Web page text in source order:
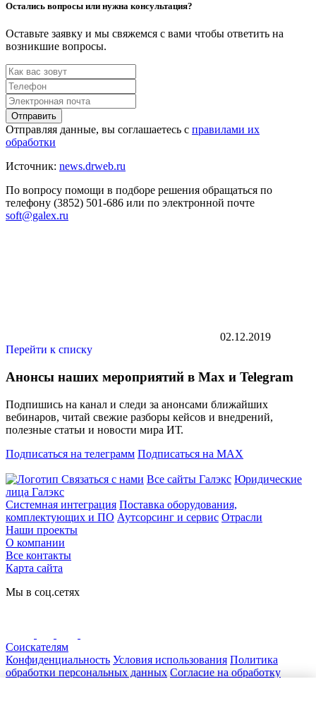
Остались вопросы или нужна консультация?
Оставьте заявку и мы свяжемся с вами чтобы ответить на
возникшие вопросы.
Отправить
Отправляя данные, вы соглашаетесь с правилами их
обработки
Источник: news.drweb.ru
По вопросу помощи в подборе решения обращаться по
телефону (3852) 501-686 или по электронной почте
soft@galex.ru
02.12.2019
Перейти к списку
Анонсы наших мероприятий в Max и Telegram
Подпишись на канал и следи за анонсами ближайших
вебинаров, читай свежие разборы кейсов и внедрений,
полезные статьи и новости мира ИТ.
Подписаться на телеграмм Подписаться на MAX
Связаться с нами Все сайты Галэкс Юридические
лица Галэкс
Системная интеграция Поставка оборудования,
комплектующих и ПО Аутсорсинг и сервис Отрасли
Наши проекты
О компании
Все контакты
Карта сайта
Мы в соц.сетях
Соискателям
Конфиденциальность Условия использования Политика
обработки персональных данных Согласие на обработку